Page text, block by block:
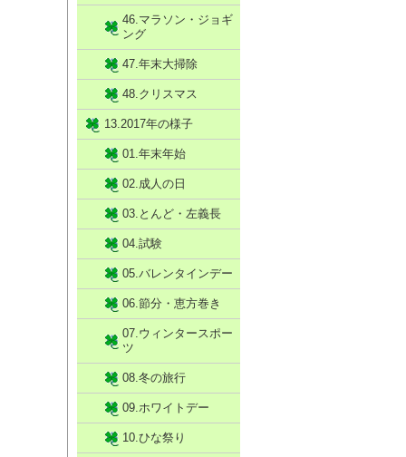
46.マラソン・ジョギ
ング
47.年末大掃除
48.クリスマス
13.2017年の様子
01.年末年始
02.成人の日
03.とんど・左義長
04.試験
05.バレンタインデー
06.節分・恵方巻き
07.ウィンタースポー
ツ
08.冬の旅行
09.ホワイトデー
10.ひな祭り